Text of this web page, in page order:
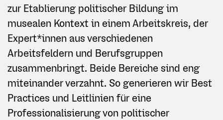
zur Etablierung politischer Bildung im
musealen Kontext in einem Arbeitskreis, der
Expert*innen aus verschiedenen
Arbeitsfeldern und Berufsgruppen
zusammenbringt. Beide Bereiche sind eng
miteinander verzahnt. So generieren wir Best
Practices und Leitlinien für eine
Professionalisierung von politischer